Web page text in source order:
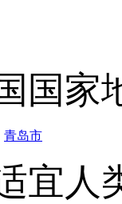
国家
青岛市
人